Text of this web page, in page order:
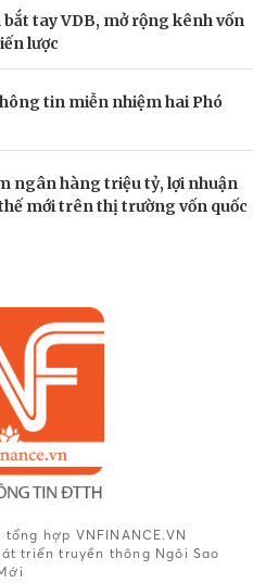
tay VDB, mở rộng kênh vốn
lược
tin miễn nhiệm hai Phó
ngân hàng triệu tỷ, lợi nhuận
mới trên thị trường vốn quốc
hợp VNFINANCE.VN
triển truyền thông Ngôi Sao